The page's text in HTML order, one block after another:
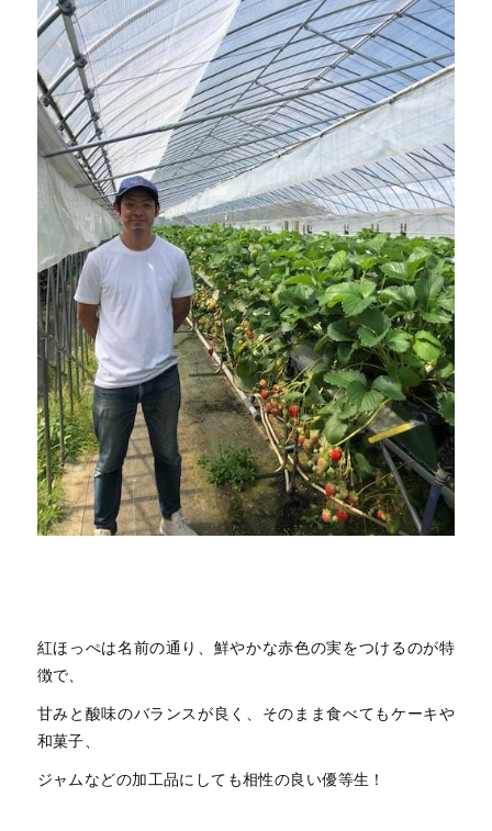
紅ほっぺは名前の通り、鮮やかな赤色の実をつけるのが特
徴で、
甘みと酸味のバランスが良く、そのまま食べてもケーキや
和菓子、
ジャムなどの加工品にしても相性の良い優等生！